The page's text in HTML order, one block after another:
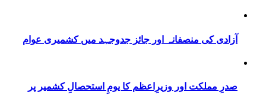
آزادی کی منصفانہ اور جائز جدوجہد میں کشمیری عوام
صدرِ مملکت اور وزیرِاعظم کا یومِ استحصالِ کشمیر پر